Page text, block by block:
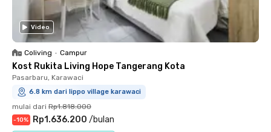
Video
Coliving • Campur
Kost Rukita Living Hope Tangerang Kota
Pasarbaru, Karawaci
6.8 km dari lippo village karawaci
mulai dari Rp1.818.000
-10% Rp1.636.200 /bulan